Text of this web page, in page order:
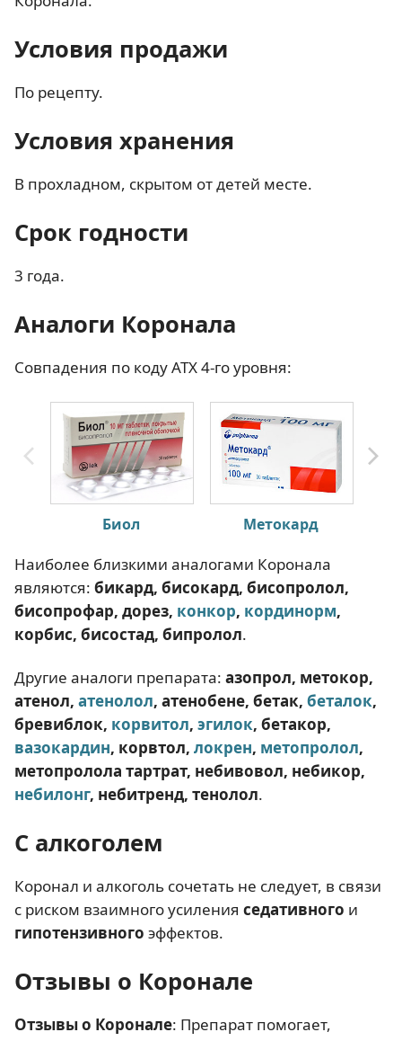
Условия продажи
По рецепту.
Условия хранения
В прохладном, скрытом от детей месте.
Срок годности
3 года.
Аналоги Коронала
Совпадения по коду АТХ 4-го уровня:
Биол Метокард
Наиболее близкими аналогами Коронала
являются: бикард, бисокард, бисопролол,
бисопрофар, дорез, конкор, кординорм,
корбис, бисостад, бипролол.
Другие аналоги препарата: азопрол, метокор,
атенол, атенолол, атенобене, бетак, беталок,
бревиблок, корвитол, эгилок, бетакор,
вазокардин, корвтол, локрен, метопролол,
метопролола тартрат, небивовол, небикор,
небилонг, небитренд, тенолол.
С алкоголем
Коронал и алкоголь сочетать не следует, в связи
с риском взаимного усиления седативного и
гипотензивного эффектов.
Отзывы о Коронале
Отзывы о Коронале: Препарат помогает,